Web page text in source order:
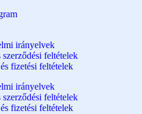
irányelvek
feltételek
fizetési feltételek
irányelvek
feltételek
fizetési feltételek